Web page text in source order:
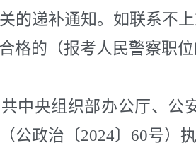
的递补通知。如联系不
格的（报考人民警察职
中央组织部办公厅、公
公政治〔2024〕60号）